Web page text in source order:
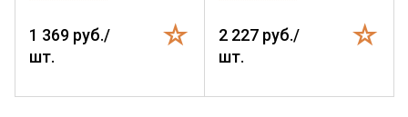
1 369 руб./
шт.
2 227 руб./
шт.